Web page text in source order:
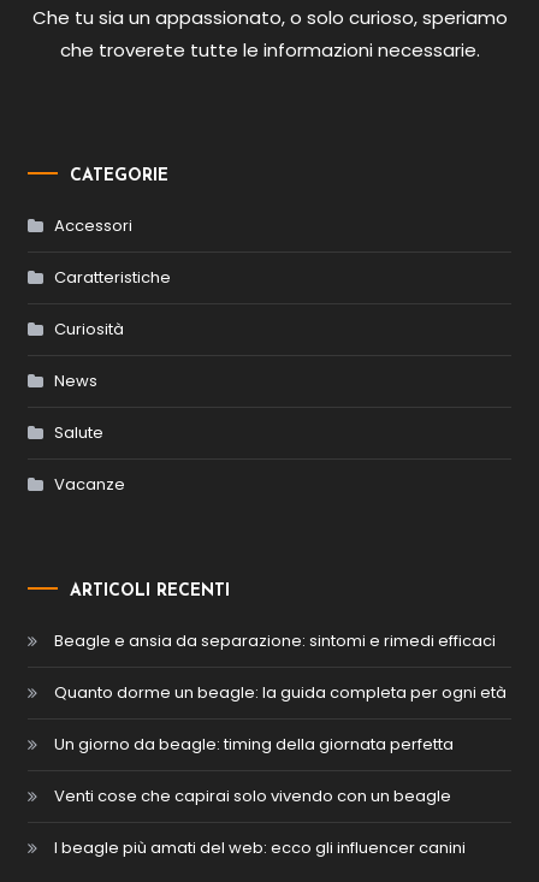
Che tu sia un appassionato, o solo curioso, speriamo
che troverete tutte le informazioni necessarie.
CATEGORIE
Accessori
Caratteristiche
Curiosità
News
Salute
Vacanze
ARTICOLI RECENTI
Beagle e ansia da separazione: sintomi e rimedi efficaci
Quanto dorme un beagle: la guida completa per ogni età
Un giorno da beagle: timing della giornata perfetta
Venti cose che capirai solo vivendo con un beagle
I beagle più amati del web: ecco gli influencer canini